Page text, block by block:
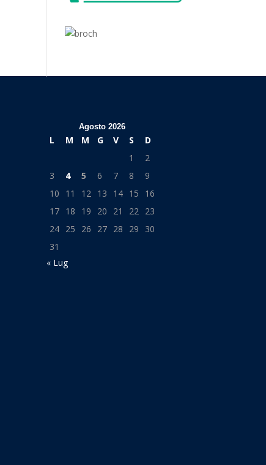
Agosto 2026
L M M G V S
D
1
2
3
4 5 6 7 8
9
10
11 12 13 14 15
16
17 18 19 20 21 22
23
24 25 26 27 28 29
30
31
« Lug